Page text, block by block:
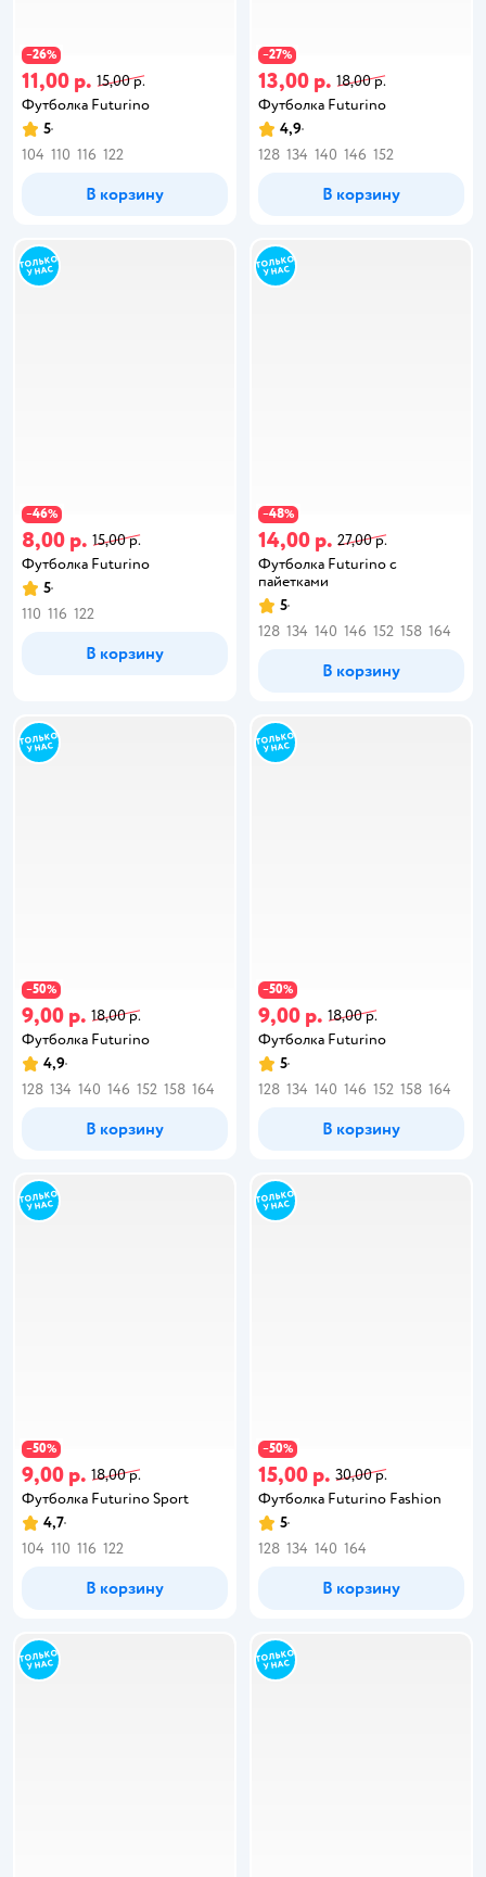
−26%
11,00 р. 15,00 р.
Футболка Futurino
5
104 110 116 122
В корзину
−27%
13,00 р. 18,00 р.
Футболка Futurino
4,9
128 134 140 146 152
В корзину
−46%
8,00 р. 15,00 р.
Футболка Futurino
5
110 116 122
В корзину
−48%
14,00 р. 27,00 р.
Футболка Futurino с
пайетками
5
128 134 140 146 152 158 164
В корзину
−50%
9,00 р. 18,00 р.
Футболка Futurino
4,9
128 134 140 146 152 158 164
В корзину
−50%
9,00 р. 18,00 р.
Футболка Futurino
5
128 134 140 146 152 158 164
В корзину
−50%
9,00 р. 18,00 р.
Футболка Futurino Sport
4,7
104 110 116 122
В корзину
−50%
15,00 р. 30,00 р.
Футболка Futurino Fashion
5
128 134 140 164
В корзину